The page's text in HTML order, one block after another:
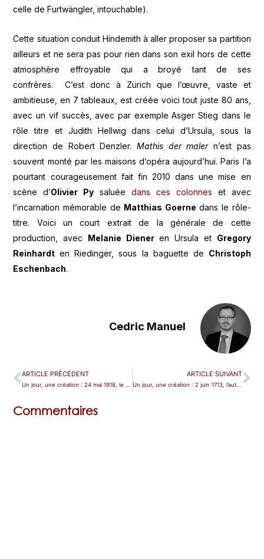
celle de Furtwängler, intouchable).
Cette situation conduit Hindemith à aller proposer sa partition
ailleurs et ne sera pas pour rien dans son exil hors de cette
atmosphère effroyable qui a broyé tant de ses
confrères. C’est donc à Zürich que l’œuvre, vaste et
ambitieuse, en 7 tableaux, est créée voici tout juste 80 ans,
avec un vif succès, avec par exemple Asger Stieg dans le
rôle titre et Judith Hellwig dans celui d’Ursula, sous la
direction de Robert Denzler. Mathis der malern’est pas
souvent monté par les maisons d’opéra aujourd’hui. Paris l’a
pourtant courageusement fait fin 2010 dans une mise en
scène d’Olivier Py saluéedans ces colonnes et avec
l’incarnation mémorable de Matthias Goerne dans le rôle-
titre. Voici un court extrait de la générale de cette
production, avec Melanie Dieneren Ursula et Gregory
Reinhardt en Riedinger, sous la baguette de Christoph
Eschenbach.
Cedric Manuel
ARTICLE PRÉCÉDENT ARTICLE SUIVANT
Un jour, une création : 2 juin 1713, l’autre Lucio Silla
Commentaires